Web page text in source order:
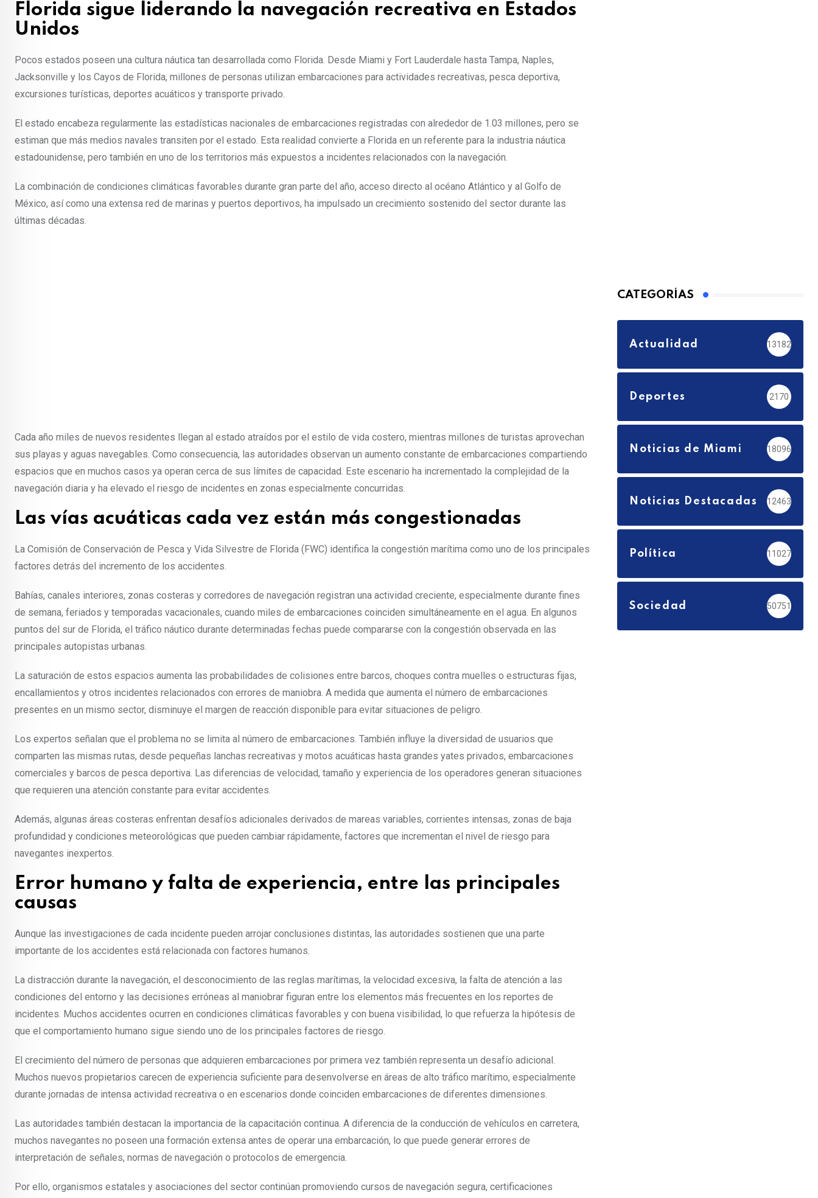
Florida sigue liderando la navegación recreativa en Estados
Unidos
Pocos estados poseen una cultura náutica tan desarrollada como Florida. Desde Miami y Fort Lauderdale hasta Tampa, Naples,
Jacksonville y los Cayos de Florida, millones de personas utilizan embarcaciones para actividades recreativas, pesca deportiva,
excursiones turísticas, deportes acuáticos y transporte privado.
El estado encabeza regularmente las estadísticas nacionales de embarcaciones registradas con alrededor de 1.03 millones, pero se
estiman que más medios navales transiten por el estado. Esta realidad convierte a Florida en un referente para la industria náutica
estadounidense, pero también en uno de los territorios más expuestos a incidentes relacionados con la navegación.
La combinación de condiciones climáticas favorables durante gran parte del año, acceso directo al océano Atlántico y al Golfo de
México, así como una extensa red de marinas y puertos deportivos, ha impulsado un crecimiento sostenido del sector durante las
últimas décadas.
Cada año miles de nuevos residentes llegan al estado atraídos por el estilo de vida costero, mientras millones de turistas aprovechan
sus playas y aguas navegables. Como consecuencia, las autoridades observan un aumento constante de embarcaciones compartiendo
espacios que en muchos casos ya operan cerca de sus límites de capacidad. Este escenario ha incrementado la complejidad de la
navegación diaria y ha elevado el riesgo de incidentes en zonas especialmente concurridas.
Las vías acuáticas cada vez están más congestionadas
La Comisión de Conservación de Pesca y Vida Silvestre de Florida (FWC) identifica la congestión marítima como uno de los principales
factores detrás del incremento de los accidentes.
Bahías, canales interiores, zonas costeras y corredores de navegación registran una actividad creciente, especialmente durante fines
de semana, feriados y temporadas vacacionales, cuando miles de embarcaciones coinciden simultáneamente en el agua. En algunos
puntos del sur de Florida, el tráfico náutico durante determinadas fechas puede compararse con la congestión observada en las
principales autopistas urbanas.
La saturación de estos espacios aumenta las probabilidades de colisiones entre barcos, choques contra muelles o estructuras fijas,
encallamientos y otros incidentes relacionados con errores de maniobra. A medida que aumenta el número de embarcaciones
presentes en un mismo sector, disminuye el margen de reacción disponible para evitar situaciones de peligro.
Los expertos señalan que el problema no se limita al número de embarcaciones. También influye la diversidad de usuarios que
comparten las mismas rutas, desde pequeñas lanchas recreativas y motos acuáticas hasta grandes yates privados, embarcaciones
comerciales y barcos de pesca deportiva. Las diferencias de velocidad, tamaño y experiencia de los operadores generan situaciones
que requieren una atención constante para evitar accidentes.
Además, algunas áreas costeras enfrentan desafíos adicionales derivados de mareas variables, corrientes intensas, zonas de baja
profundidad y condiciones meteorológicas que pueden cambiar rápidamente, factores que incrementan el nivel de riesgo para
navegantes inexpertos.
Error humano y falta de experiencia, entre las principales
causas
Aunque las investigaciones de cada incidente pueden arrojar conclusiones distintas, las autoridades sostienen que una parte
importante de los accidentes está relacionada con factores humanos.
La distracción durante la navegación, el desconocimiento de las reglas marítimas, la velocidad excesiva, la falta de atención a las
condiciones del entorno y las decisiones erróneas al maniobrar figuran entre los elementos más frecuentes en los reportes de
incidentes. Muchos accidentes ocurren en condiciones climáticas favorables y con buena visibilidad, lo que refuerza la hipótesis de
que el comportamiento humano sigue siendo uno de los principales factores de riesgo.
El crecimiento del número de personas que adquieren embarcaciones por primera vez también representa un desafío adicional.
Muchos nuevos propietarios carecen de experiencia suficiente para desenvolverse en áreas de alto tráfico marítimo, especialmente
durante jornadas de intensa actividad recreativa o en escenarios donde coinciden embarcaciones de diferentes dimensiones.
Las autoridades también destacan la importancia de la capacitación continua. A diferencia de la conducción de vehículos en carretera,
muchos navegantes no poseen una formación extensa antes de operar una embarcación, lo que puede generar errores de
interpretación de señales, normas de navegación o protocolos de emergencia.
Por ello, organismos estatales y asociaciones del sector continúan promoviendo cursos de navegación segura, certificaciones
CATEGORÍAS
Actualidad 13182
Deportes 2170
Noticias de Miami 18096
Noticias Destacadas 12463
Política 11027
Sociedad 50751